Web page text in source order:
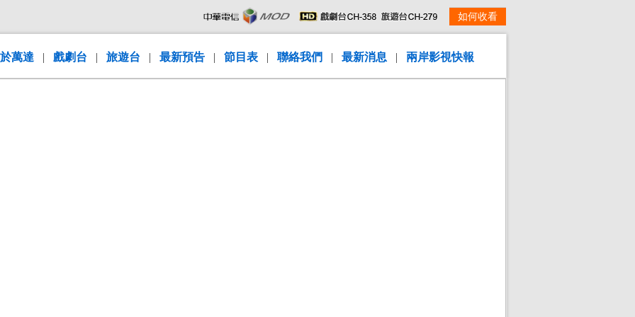
如何收看
萬達 | 戲劇台 | 旅遊台 | 最新預告 | 節目表 | 聯絡我們 | 最新消息 | 兩岸影視快報